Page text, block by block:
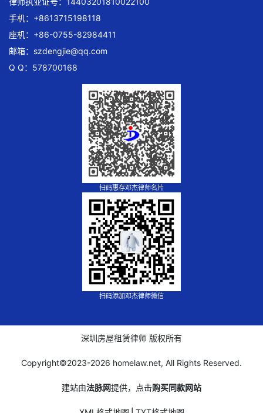
手机：+8613715198118
座机：+86-0755-82984411
邮箱： szdengjie@qq.com
Q Q：578700168
扫码惠存邓杰律师名片
扫码添加邓杰律师微信
深圳房屋租赁律师 版权所有
Copyright©2023-2026 homelaw.net, All Rights Reserved.
建站由法脉网提供，点击购买同款网站